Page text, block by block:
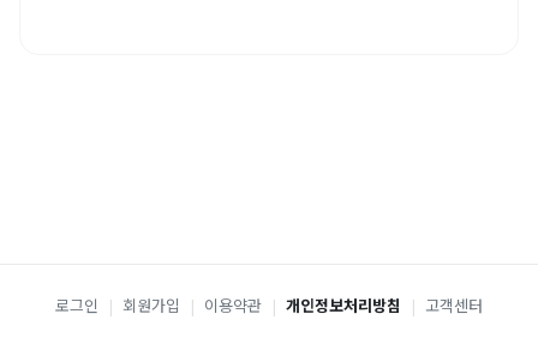
로그인 | 회원가입 | 이용약관 | 개인정보처리방침 | 고객센터